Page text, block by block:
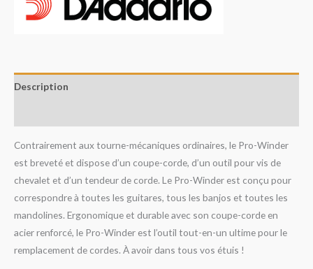
Description
Contrairement aux tourne-mécaniques ordinaires, le Pro-Winder
est breveté et dispose d’un coupe-corde, d’un outil pour vis de
chevalet et d’un tendeur de corde. Le Pro-Winder est conçu pour
correspondre à toutes les guitares, tous les banjos et toutes les
mandolines. Ergonomique et durable avec son coupe-corde en
acier renforcé, le Pro-Winder est l’outil tout-en-un ultime pour le
remplacement de cordes. À avoir dans tous vos étuis !